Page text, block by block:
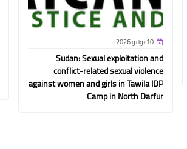
10 يونيو 2026
Sudan: Sexual exploitation and
conflict-related sexual violence
against women and girls in Tawila IDP
Camp in North Darfur